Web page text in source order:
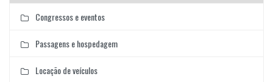
Congressos e eventos
Passagens e hospedagem
Locação de veículos